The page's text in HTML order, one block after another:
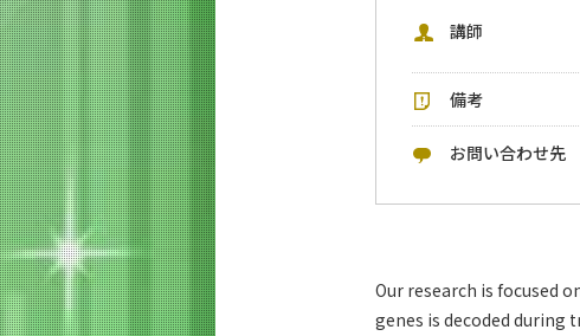
講師
備考
お問い合わせ先
Our research is focused
genes is decoded